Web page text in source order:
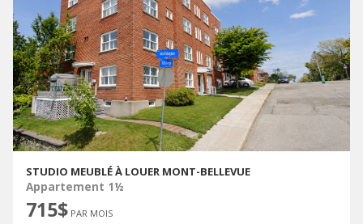
STUDIO MEUBLÉ À LOUER MONT-BELLEVUE
Appartement 1½
715$ PAR MOIS